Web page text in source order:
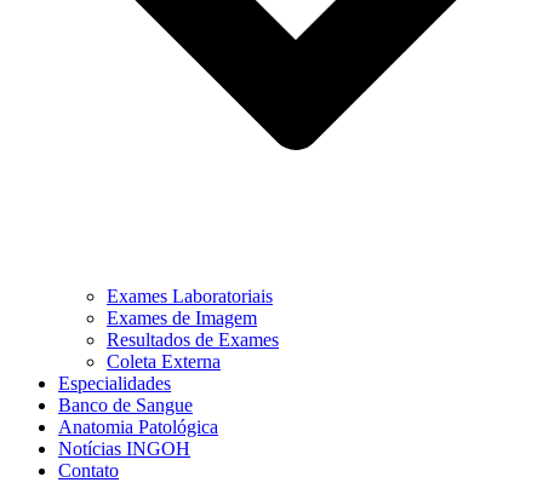
Exames Laboratoriais
Exames de Imagem
Resultados de Exames
Coleta Externa
Especialidades
Banco de Sangue
Anatomia Patológica
Notícias INGOH
Contato